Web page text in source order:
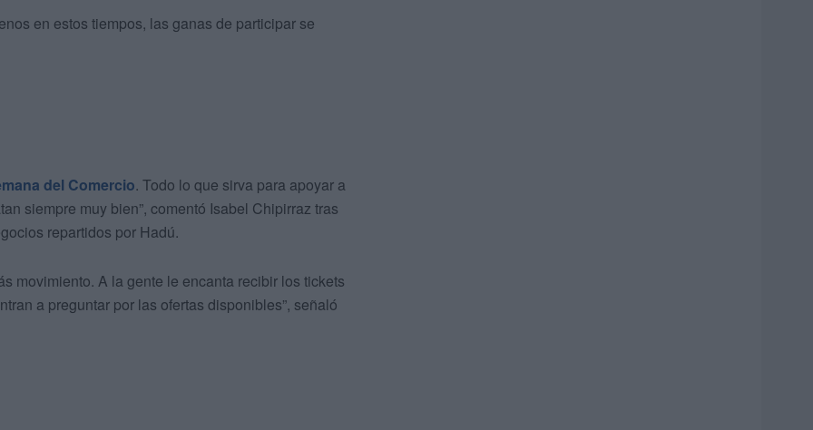
en estos tiempos, las ganas de participar se
del Comercio. Todo lo que sirva para apoyar a
siempre muy bien”, comentó Isabel Chipirraz tras
repartidos por Hadú.
movimiento. A la gente le encanta recibir los tickets
a preguntar por las ofertas disponibles”, señaló